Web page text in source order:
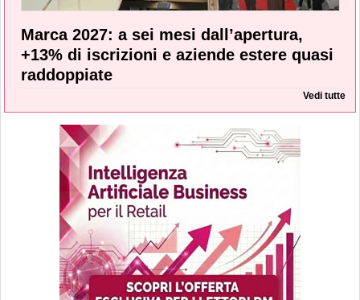
Marca 2027: a sei mesi dall’apertura,
+13% di iscrizioni e aziende estere quasi
raddoppiate
Vedi tutte